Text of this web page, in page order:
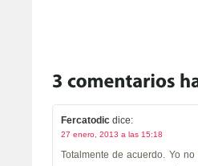
Fercatodic dice:
27 enero, 2013 a las 15:18
Totalmente de acuerdo. Yo